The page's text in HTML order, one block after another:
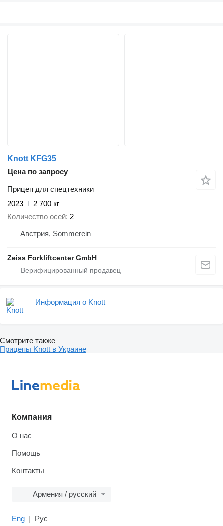
Knott KFG35
Цена по запросу
Прицеп для спецтехники
2023
2 700 кг
Количество осей 2
Австрия, Sommerein
Zeiss Forkliftcenter GmbH
Информация о Knott
Смотрите также
Прицепы Knott в Украине
Компания
О нас
Помощь
Контакты
Армения / русский
Eng Рус